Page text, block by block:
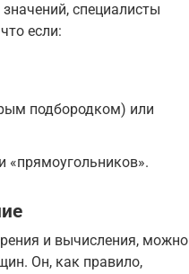
специалисты
если:
подбородком) или
«прямоугольников».
и вычисления, можно
Он, как правило,